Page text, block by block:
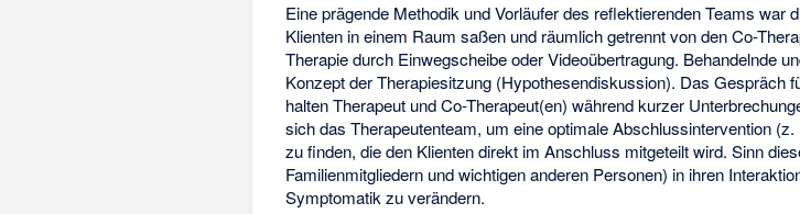
Eine prägende Methodik und Vorläufer des reflektierenden Teams war
Klienten in einem Raum saßen und räumlich getrennt von den Co-
Therapie durch Einwegscheibe oder Videoübertragung. Behandelnde
Konzept der Therapiesitzung (Hypothesendiskussion). Das Gespräch
halten Therapeut und Co-Therapeut(en) während kurzer
sich das Therapeutenteam, um eine optimale Abschlussintervention
zu finden, die den Klienten direkt im Anschluss mitgeteilt wird. Sinn
Familienmitgliedern und wichtigen anderen Personen) in ihren
Symptomatik zu verändern.